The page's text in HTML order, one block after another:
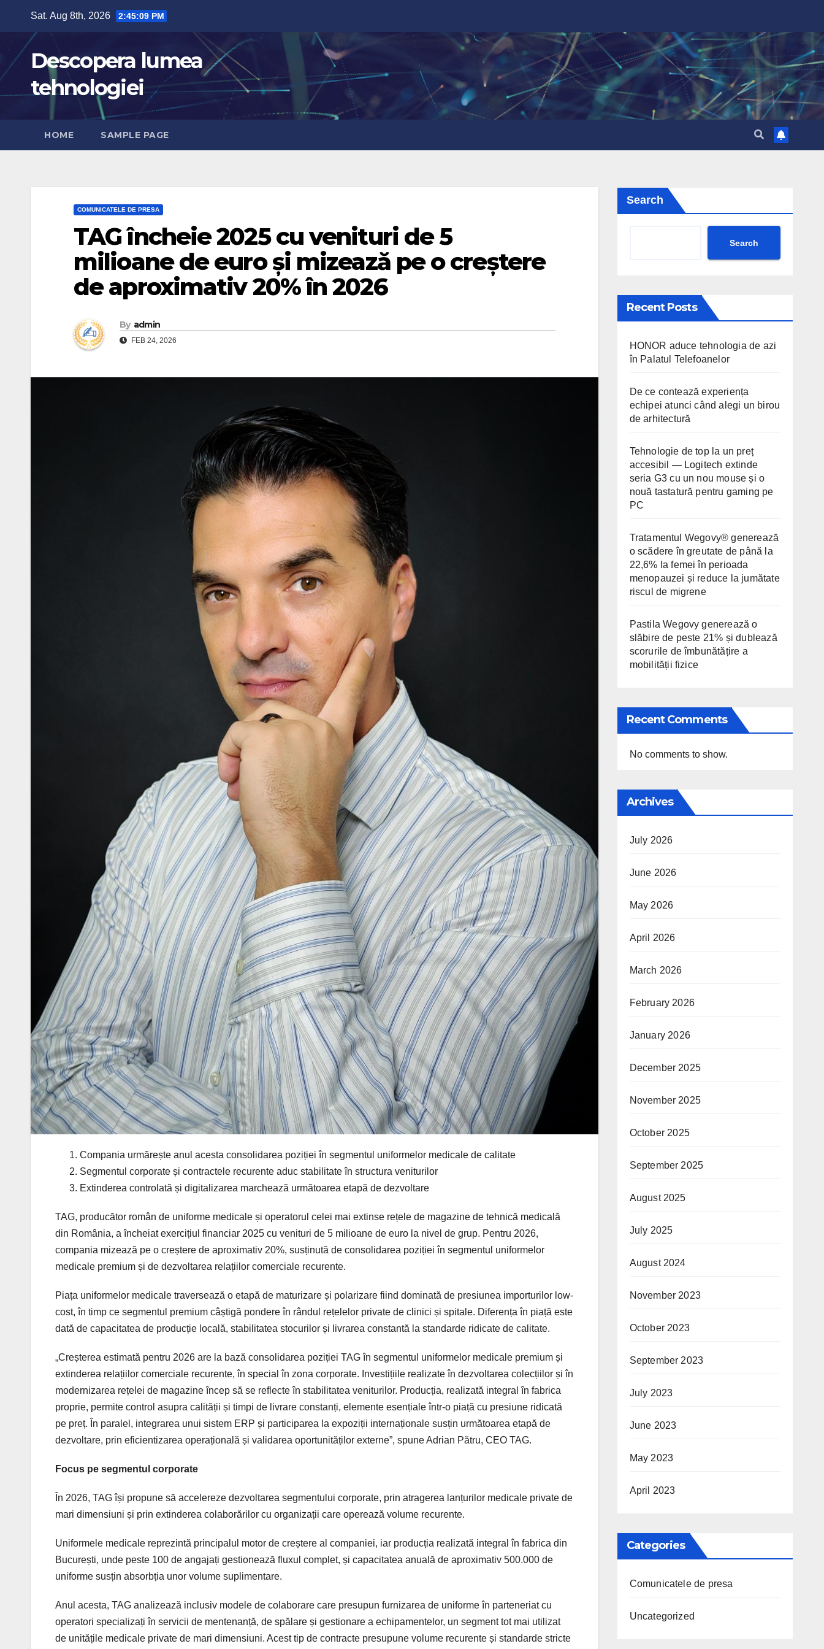
content
Sat. Aug 8th, 2026 2:45:11 PM
Descopera lumea
tehnologiei
HOME SAMPLE PAGE
COMUNICATELE DE PRESA
TAG încheie 2025 cu venituri de 5
milioane de euro și mizează pe o creștere
de aproximativ 20% în 2026
By admin
FEB 24, 2026
Compania urmărește anul acesta consolidarea poziției în segmentul uniformelor medicale de calitate
Segmentul corporate și contractele recurente aduc stabilitate în structura veniturilor
Extinderea controlată și digitalizarea marchează următoarea etapă de dezvoltare
TAG, producător român de uniforme medicale și operatorul celei mai extinse rețele de magazine de tehnică medicală
din România, a încheiat exercițiul financiar 2025 cu venituri de 5 milioane de euro la nivel de grup. Pentru 2026,
compania mizează pe o creștere de aproximativ 20%, susținută de consolidarea poziției în segmentul uniformelor
medicale premium și de dezvoltarea relațiilor comerciale recurente.
Piața uniformelor medicale traversează o etapă de maturizare și polarizare fiind dominată de presiunea importurilor low-
cost, în timp ce segmentul premium câștigă pondere în rândul rețelelor private de clinici și spitale. Diferența în piață este
dată de capacitatea de producție locală, stabilitatea stocurilor și livrarea constantă la standarde ridicate de calitate.
„Creșterea estimată pentru 2026 are la bază consolidarea poziției TAG în segmentul uniformelor medicale premium și
extinderea relațiilor comerciale recurente, în special în zona corporate. Investițiile realizate în dezvoltarea colecțiilor și în
modernizarea rețelei de magazine încep să se reflecte în stabilitatea veniturilor. Producția, realizată integral în fabrica
proprie, permite control asupra calității și timpi de livrare constanți, elemente esențiale într-o piață cu presiune ridicată
pe preț. În paralel, integrarea unui sistem ERP și participarea la expoziții internaționale susțin următoarea etapă de
dezvoltare, prin eficientizarea operațională și validarea oportunităților externe”, spune Adrian Pătru, CEO TAG.
Focus pe segmentul corporate
În 2026, TAG își propune să accelereze dezvoltarea segmentului corporate, prin atragerea lanțurilor medicale private de
mari dimensiuni și prin extinderea colaborărilor cu organizații care operează volume recurente.
Uniformele medicale reprezintă principalul motor de creștere al companiei, iar producția realizată integral în fabrica din
București, unde peste 100 de angajați gestionează fluxul complet, și capacitatea anuală de aproximativ 500.000 de
uniforme susțin absorbția unor volume suplimentare.
Anul acesta, TAG analizează inclusiv modele de colaborare care presupun furnizarea de uniforme în parteneriat cu
operatori specializați în servicii de mentenanță, de spălare și gestionare a echipamentelor, un segment tot mai utilizat
de unitățile medicale private de mari dimensiuni. Acest tip de contracte presupune volume recurente și standarde stricte
Search
Search
Recent Posts
HONOR aduce tehnologia de azi
în Palatul Telefoanelor
De ce contează experiența
echipei atunci când alegi un birou
de arhitectură
Tehnologie de top la un preț
accesibil — Logitech extinde
seria G3 cu un nou mouse și o
nouă tastatură pentru gaming pe
PC
Tratamentul Wegovy® generează
o scădere în greutate de până la
22,6% la femei în perioada
menopauzei și reduce la jumătate
riscul de migrene
Pastila Wegovy generează o
slăbire de peste 21% și dublează
scorurile de îmbunătățire a
mobilității fizice
Recent Comments
No comments to show.
Archives
July 2026
June 2026
May 2026
April 2026
March 2026
February 2026
January 2026
December 2025
November 2025
October 2025
September 2025
August 2025
July 2025
August 2024
November 2023
October 2023
September 2023
July 2023
June 2023
May 2023
April 2023
Categories
Comunicatele de presa
Uncategorized